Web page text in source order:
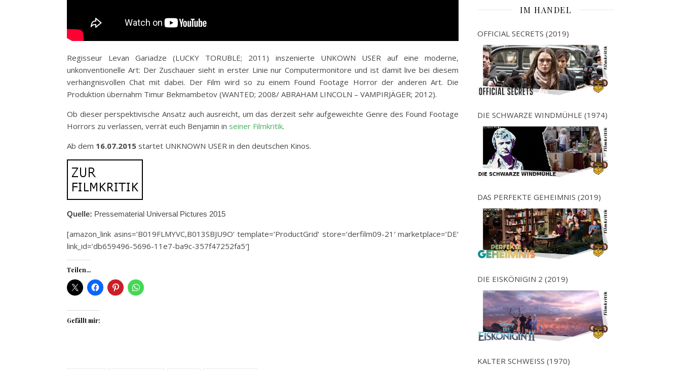
Regisseur Levan Gariadze (LUCKY TORUBLE; 2011) inszenierte UNKOWN USER auf eine moderne,
unkonventionelle Art: Der Zuschauer sieht in erster Linie nur Computermonitore und ist damit live bei diesem
verhängnisvollen Chat mit dabei. Der Film wird so zu einem Found Footage Horror der anderen Art. Die
Produktion übernahm Timur Bekmambetov (WANTED; 2008/ ABRAHAM LINCOLN – VAMPIRJÄGER; 2012).
Ob dieser perspektivische Ansatz auch ausreicht, um das derzeit sehr aufgeweichte Genre des Found Footage
Horrors zu verlassen, verrät euch Benjamin in seiner Filmkritik.
Ab dem 16.07.2015 startet UNKNOWN USER in den deutschen Kinos.
Quelle: Pressematerial Universal Pictures 2015
[amazon_link asins=’B019FLMYVC,B013SBJU9O‘ template=’ProductGrid‘ store=’derfilm09-21′ marketplace=’DE‘
link_id=’db659496-5696-11e7-ba9c-357f47252fa5′]
Teilen...
Gefällt mir:
IM HANDEL
OFFICIAL SECRETS (2019)
DIE SCHWARZE WINDMÜHLE (1974)
DAS PERFEKTE GEHEIMNIS (2019)
DIE EISKÖNIGIN 2 (2019)
KALTER SCHWEISS (1970)